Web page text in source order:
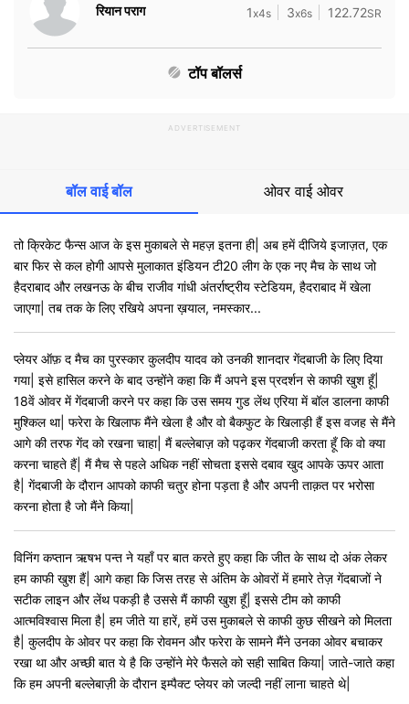
रियान पराग 1x4s 3x6s 122.72SR
टॉप बॉलर्स
ADVERTISEMENT
बॉल वाई बॉल ओवर वाई ओवर
तो क्रिकेट फैन्स आज के इस मुकाबले से महज़ इतना ही| अब हमें दीजिये इजाज़त, एक
बार फिर से कल होगी आपसे मुलाकात इंडियन टी20 लीग के एक नए मैच के साथ जो
हैदराबाद और लखनऊ के बीच राजीव गांधी अंतर्राष्ट्रीय स्टेडियम, हैदराबाद में खेला
जाएगा| तब तक के लिए रखिये अपना ख़याल, नमस्कार...
प्लेयर ऑफ़ द मैच का पुरस्कार कुलदीप यादव को उनकी शानदार गेंदबाजी के लिए दिया
गया| इसे हासिल करने के बाद उन्होंने कहा कि मैं अपने इस प्रदर्शन से काफी खुश हूँ|
18वें ओवर में गेंदबाजी करने पर कहा कि उस समय गुड लेंथ एरिया में बॉल डालना काफी
मुश्किल था| फरेरा के खिलाफ मैंने खेला है और वो बैकफुट के खिलाड़ी हैं इस वजह से मैंने
आगे की तरफ गेंद को रखना चाहा| मैं बल्लेबाज़ को पढ़कर गेंदबाजी करता हूँ कि वो क्या
करना चाहते हैं| मैं मैच से पहले अधिक नहीं सोचता इससे दबाव खुद आपके ऊपर आता
है| गेंदबाजी के दौरान आपको काफी चतुर होना पड़ता है और अपनी ताक़त पर भरोसा
करना होता है जो मैंने किया|
विनिंग कप्तान ऋषभ पन्त ने यहाँ पर बात करते हुए कहा कि जीत के साथ दो अंक लेकर
हम काफी खुश हैं| आगे कहा कि जिस तरह से अंतिम के ओवरों में हमारे तेज़ गेंदबाजों ने
सटीक लाइन और लेंथ पकड़ी है उससे मैं काफी खुश हूँ| इससे टीम को काफी
आत्मविश्वास मिला है| हम जीते या हारें, हमें उस मुकाबले से काफी कुछ सीखने को मिलता
है| कुलदीप के ओवर पर कहा कि रोवमन और फरेरा के सामने मैंने उनका ओवर बचाकर
रखा था और अच्छी बात ये है कि उन्होंने मेरे फैसले को सही साबित किया| जाते-जाते कहा
कि हम अपनी बल्लेबाज़ी के दौरान इम्पैक्ट प्लेयर को जल्दी नहीं लाना चाहते थे|